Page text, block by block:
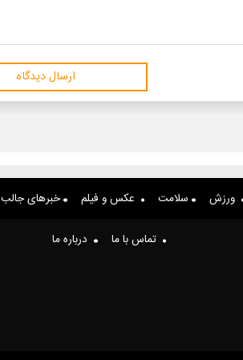
ارسال دیدگاه
ورزش سلامت عکس و فیلم خبرهای جالب
تماس با ما درباره ما